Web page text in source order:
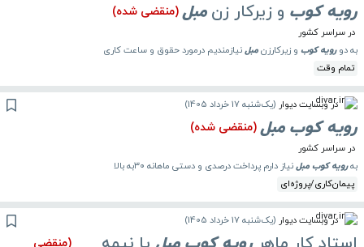
رویه کوب و زیرکار زنمبل (منقضی شده)
در سراسر کشور
به دورویه کوب و زیرکارزنمبلنیازمندیم درمورد حقوق و ساعت کاری
تمام وقت
در وبسایت دیوار (یک‌شنبه 17 خرداد 1405 )
رویه کوب مبل (منقضی شده)
در سراسر کشور
بهرویه کوبمبلنیاز دارم پرداخت درصدی و دستی ماهانه ۳۰به بالا
پیمان‌کاری/پروژه‌ای
در وبسایت دیوار (یک‌شنبه 17 خرداد 1405 )
(منقضی